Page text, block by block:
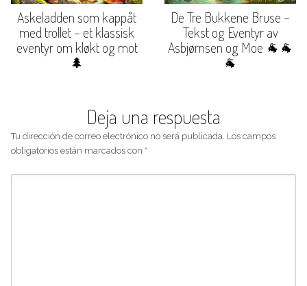
Askeladden som kappåt
med trollet – et klassisk
eventyr om kløkt og mot
🌲
De Tre Bukkene Bruse –
Tekst og Eventyr av
Asbjørnsen og Moe 🐐🐐
🐐
Deja una respuesta
Tu dirección de correo electrónico no será publicada. Los campos
obligatorios están marcados con *